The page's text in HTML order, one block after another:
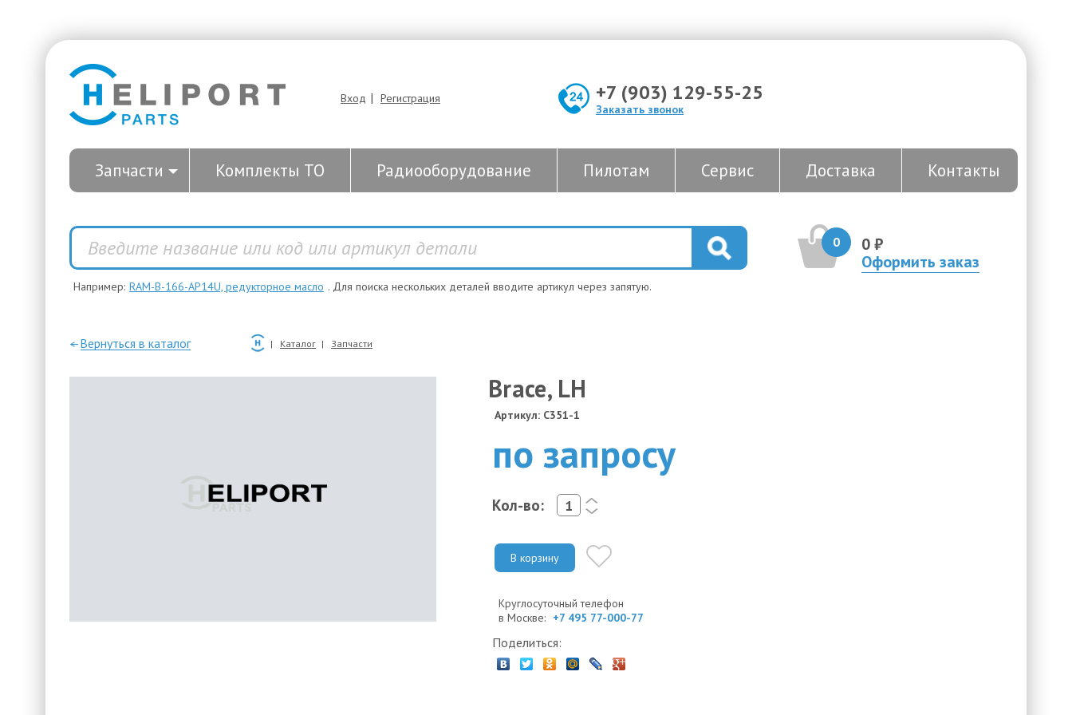
Вход | Регистрация +7 (903) 129-55-25
Заказать звонок
Запчасти Комплекты ТО Радиооборудование Пилотам Сервис Доставка Контакты
0
0 ₽
Оформить заказ
Например: RAM-B-166-AP14U, редукторное масло . Для поиска нескольких деталей вводите артикул через запятую.
—Вернуться в каталог Каталог Запчасти
Brace, LH
Артикул: C351-1
по запросу
Кол-во:
<
>
В корзину
Круглосуточный телефон
в Москве: +7 495 77-000-77
Поделиться: